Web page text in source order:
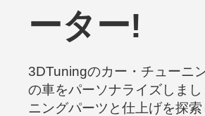
ーター!
3DTuningのカー・チューニ
の車をパーソナライズしま
ニングパーツと仕上げを探